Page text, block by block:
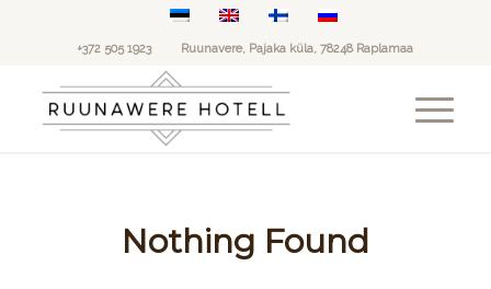
+372 505 1923 Ruunavere, Pajaka küla, 78248 Raplamaa
Nothing Found